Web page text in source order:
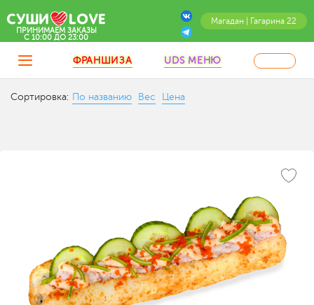
Магадан | Гагарина 22
ПРИНИМАЕМ ЗАКАЗЫ
C 10:00 ДО 23:00
ФРАНШИЗА UDS МЕНЮ
Сортировка: По названию Вес Цена